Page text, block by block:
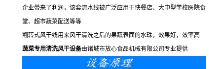
企业带来了利润，该套流水线被广泛应用于快餐店、大中型学校医院食
堂、超市蔬菜配送等等
翻转式风干线用来风干清洗之后的果蔬表面的水珠，效果好，效率高
蔬菜专用清洗风干设备由诸城市放心食品机械有限公司专业提供